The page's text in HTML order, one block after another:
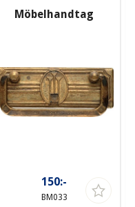
Möbelhandtag
150:-
BM033